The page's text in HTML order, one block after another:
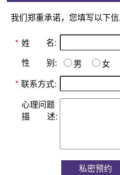
我们郑重承诺，您填写以下信
* 姓 名:
性 别: 男
女
* 联系方式:
心理问题
描
述:
私密预约